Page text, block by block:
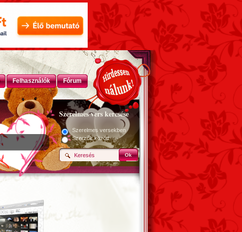
Felhasználók Fórum
Szerelmes vers keresése
Szerelmes versekben
Szerzők között
Ok